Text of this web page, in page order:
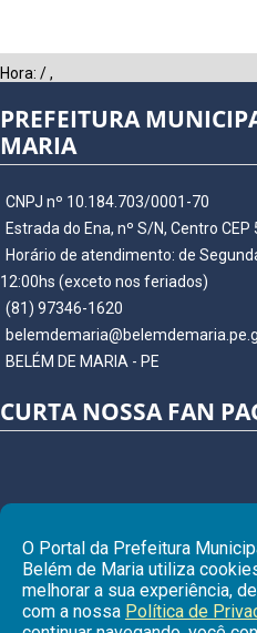
Hora: /,
PREFEITURA
MARIA
CNPJ nº 10.184.703/0001-70
Estrada do Ena, nº S/N, Centro
Horário de atendimento: de
12:00hs (exceto nos feriados)
(81) 97346-1620
BELÉM DE MARIA - PE
CURTA NOSSA FAN
O Portal da Prefeitura
Belém de Maria utiliza
melhorar a sua experiência,
com a nossa Política de